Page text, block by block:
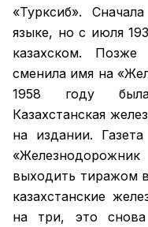
«Турксиб».
языке, но с июля
казахском.
сменила имя на
1958 году была
Казахстанская
на издании.
выходить тиражом
казахстанские
на три, это снова